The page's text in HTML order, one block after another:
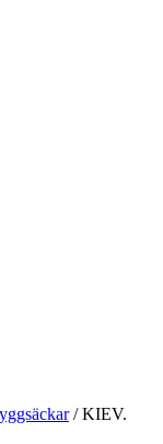
/KIEV.